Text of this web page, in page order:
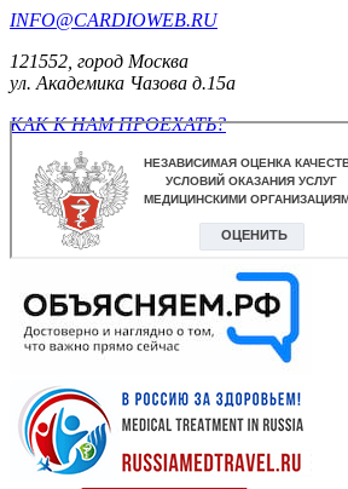
INFO@CARDIOWEB.RU
121552, город Москва
ул. Академика Чазова д.15а
КАК К НАМ ПРОЕХАТЬ?